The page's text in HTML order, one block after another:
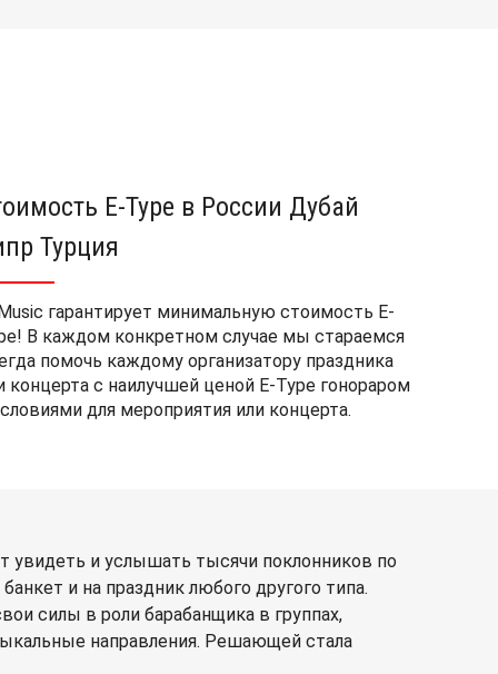
E-Type в России Дубай
Турция
гарантирует минимальную стоимость E-
В каждом конкретном случае мы стараемся
помочь каждому организатору праздника
концерта с наилучшей ценой E-Type гонораром
для мероприятия или концерта.
увидеть и услышать тысячи поклонников по
и на праздник любого другого типа.
силы в роли барабанщика в группах,
направления. Решающей стала